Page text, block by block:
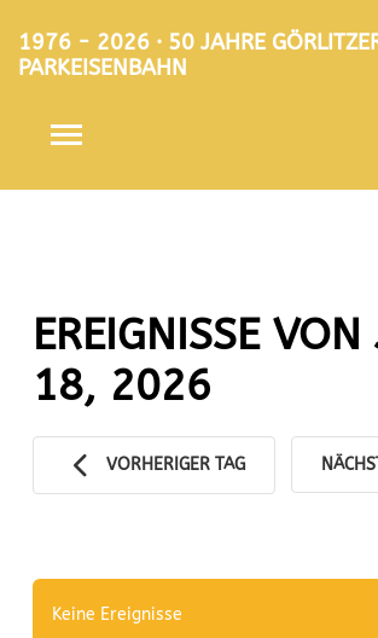
1976 - 2026 · 50 JAHRE
PARKEISENBAHN
EREIGNISSE VON
18, 2026
VORHERIGER TAG
Keine Ereignisse